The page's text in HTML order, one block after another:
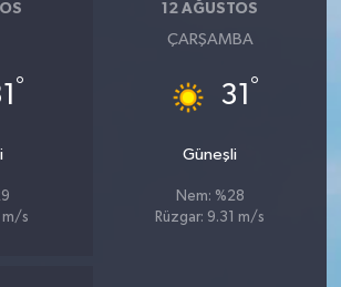
°
m/s
12 AĞUSTOS
ÇARŞAMBA
31 °
Güneşli
Nem: %28
Rüzgar: 9.31 m/s